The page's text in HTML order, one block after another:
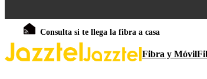
Consulta si te llega la fibra a casa
Fibra y Móvil